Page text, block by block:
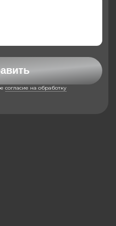
согласие на обработку